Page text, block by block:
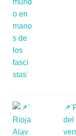
del